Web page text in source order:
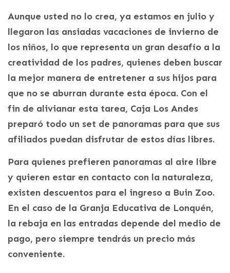
Aunque usted no lo crea, ya estamos en julio y
llegaron las ansiadas vacaciones de invierno de
los niños, lo que representa un gran desafío a la
creatividad de los padres, quienes deben buscar
la mejor manera de entretener a sus hijos para
que no se aburran durante esta época. Con el
fin de alivianar esta tarea, Caja Los Andes
preparó todo un set de panoramas para que sus
afiliados puedan disfrutar de estos días libres.
Para quienes prefieren panoramas al aire libre
y quieren estar en contacto con la naturaleza,
existen descuentos para el ingreso a Buin Zoo.
En el caso de la Granja Educativa de Lonquén,
la rebaja en las entradas depende del medio de
pago, pero siempre tendrás un precio más
conveniente.